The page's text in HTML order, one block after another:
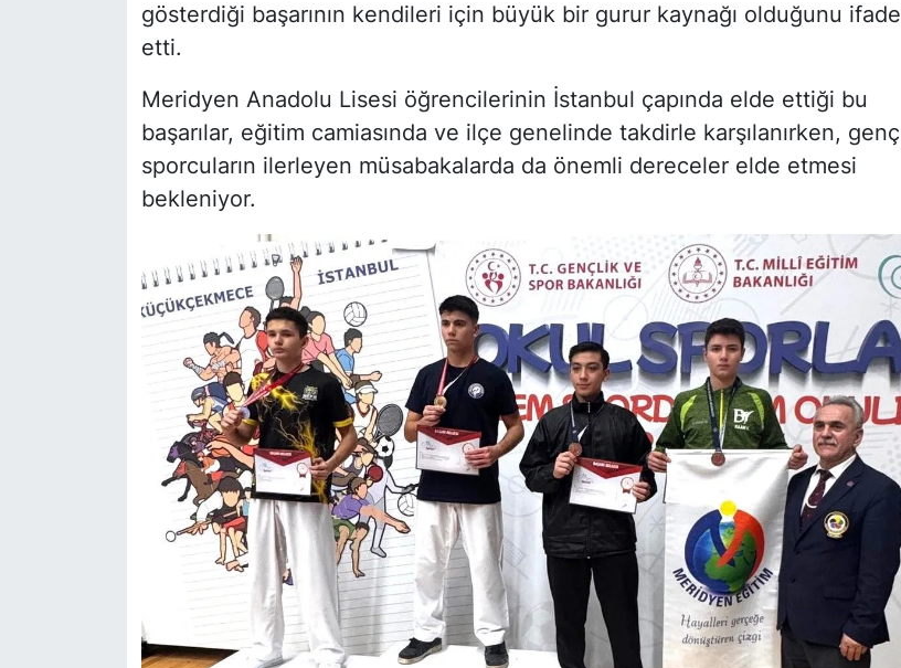
gösterdiği başarının kendileri için büyük bir gurur kaynağı olduğunu ifade
etti.
Meridyen Anadolu Lisesi öğrencilerinin İstanbul çapında elde ettiği bu
başarılar, eğitim camiasında ve ilçe genelinde takdirle karşılanırken, genç
sporcuların ilerleyen müsabakalarda da önemli dereceler elde etmesi
bekleniyor.